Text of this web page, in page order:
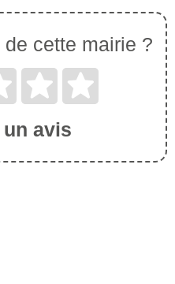
cette mairie ?
avis